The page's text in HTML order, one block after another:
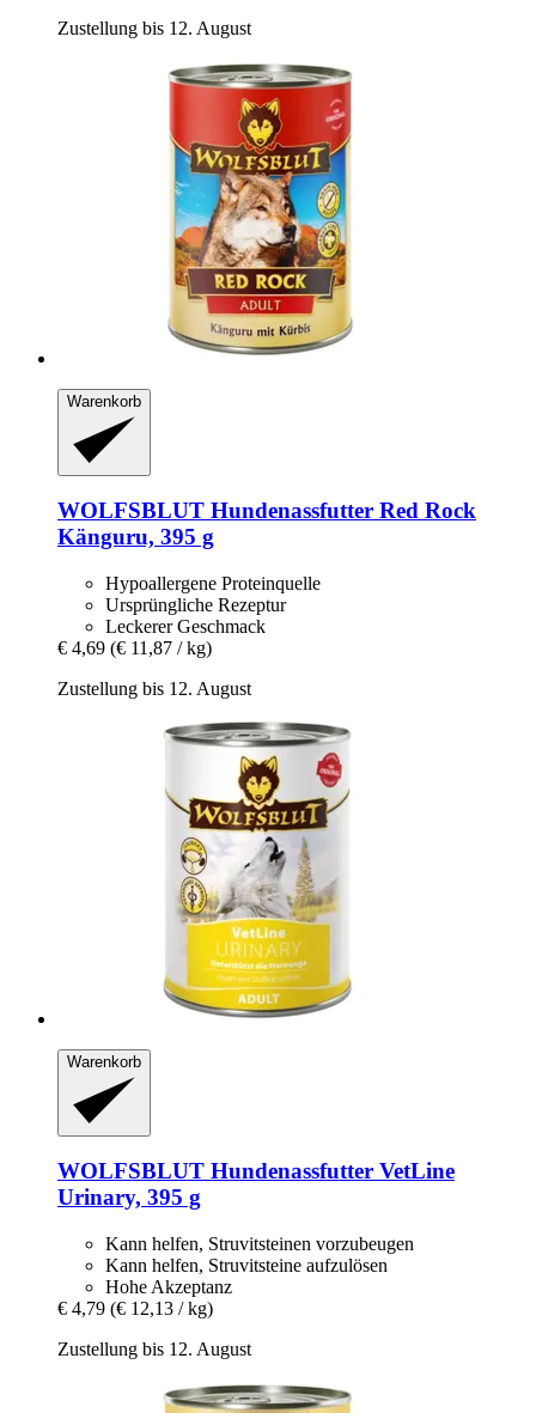
Zustellung bis 12. August
Warenkorb
WOLFSBLUT Hundenassfutter Red Rock
Känguru, 395 g
Hypoallergene Proteinquelle
Ursprüngliche Rezeptur
Leckerer Geschmack
€ 4,69 (€ 11,87 / kg)
Zustellung bis 12. August
Warenkorb
WOLFSBLUT Hundenassfutter VetLine
Urinary, 395 g
Kann helfen, Struvitsteinen vorzubeugen
Kann helfen, Struvitsteine aufzulösen
Hohe Akzeptanz
€ 4,79 (€ 12,13 / kg)
Zustellung bis 12. August